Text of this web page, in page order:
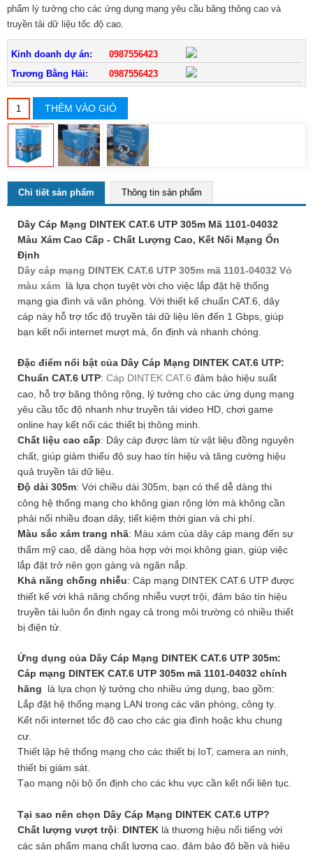
phẩm lý tưởng cho các ứng dụng mạng yêu cầu băng thông cao và
truyền tải dữ liệu tốc độ cao.
Kinh doanh dự án:
0987556423
Trương Bằng Hải:
0987556423
THÊM VÀO GIỎ
Chi tiết sản phẩm Thông tin sản phẩm
Dây Cáp Mạng DINTEK CAT.6 UTP 305m Mã 1101-04032
Màu Xám Cao Cấp - Chất Lượng Cao, Kết Nối Mạng Ổn
Định
Dây cáp mạng DINTEK CAT.6 UTP 305m mã 1101-04032 Vỏ
màu xám là lựa chọn tuyệt vời cho việc lắp đặt hệ thống
mạng gia đình và văn phòng. Với thiết kế chuẩn CAT.6, dây
cáp này hỗ trợ tốc độ truyền tải dữ liệu lên đến 1 Gbps, giúp
bạn kết nối internet mượt mà, ổn định và nhanh chóng.
Đặc điểm nổi bật của Dây Cáp Mạng DINTEK CAT.6 UTP:
Chuẩn CAT.6 UTP: Cáp DINTEK CAT.6 đảm bảo hiệu suất
cao, hỗ trợ băng thông rộng, lý tưởng cho các ứng dụng mạng
yêu cầu tốc độ nhanh như truyền tải video HD, chơi game
online hay kết nối các thiết bị thông minh.
Chất liệu cao cấp: Dây cáp được làm từ vật liệu đồng nguyên
chất, giúp giảm thiểu độ suy hao tín hiệu và tăng cường hiệu
quả truyền tải dữ liệu.
Độ dài 305m: Với chiều dài 305m, bạn có thể dễ dàng thi
công hệ thống mạng cho không gian rộng lớn mà không cần
phải nối nhiều đoạn dây, tiết kiệm thời gian và chi phí.
Màu sắc xám trang nhã: Màu xám của dây cáp mang đến sự
thẩm mỹ cao, dễ dàng hòa hợp với mọi không gian, giúp việc
lắp đặt trở nên gọn gàng và ngăn nắp.
Khả năng chống nhiễu: Cáp mạng DINTEK CAT.6 UTP được
thiết kế với khả năng chống nhiễu vượt trội, đảm bảo tín hiệu
truyền tải luôn ổn định ngay cả trong môi trường có nhiều thiết
bị điện tử.
Ứng dụng của Dây Cáp Mạng DINTEK CAT.6 UTP 305m:
Cáp mạng DINTEK CAT.6 UTP 305m mã 1101-04032 chính
hãng là lựa chọn lý tưởng cho nhiều ứng dụng, bao gồm:
Lắp đặt hệ thống mạng LAN trong các văn phòng, công ty.
Kết nối internet tốc độ cao cho các gia đình hoặc khu chung
cư.
Thiết lập hệ thống mạng cho các thiết bị IoT, camera an ninh,
thiết bị giám sát.
Tạo mạng nội bộ ổn định cho các khu vực cần kết nối liên tục.
Tại sao nên chọn Dây Cáp Mạng DINTEK CAT.6 UTP?
Chất lượng vượt trội: DINTEK là thương hiệu nổi tiếng với
các sản phẩm mạng chất lượng cao, đảm bảo độ bền và hiệu